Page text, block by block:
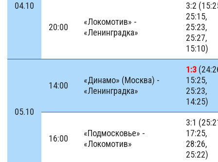
04.10
20:00
«Локомотив» -
«Ленинградка»
3:2
25:15,
25:23,
25:27,
15:10)
05.10
14:00
«Динамо» (Москва) -
«Ленинградка»
1:3
15:25,
25:23,
14:25)
16:00
«Подмосковье» -
«Локомотив»
3:1
17:25,
28:26,
25:22)